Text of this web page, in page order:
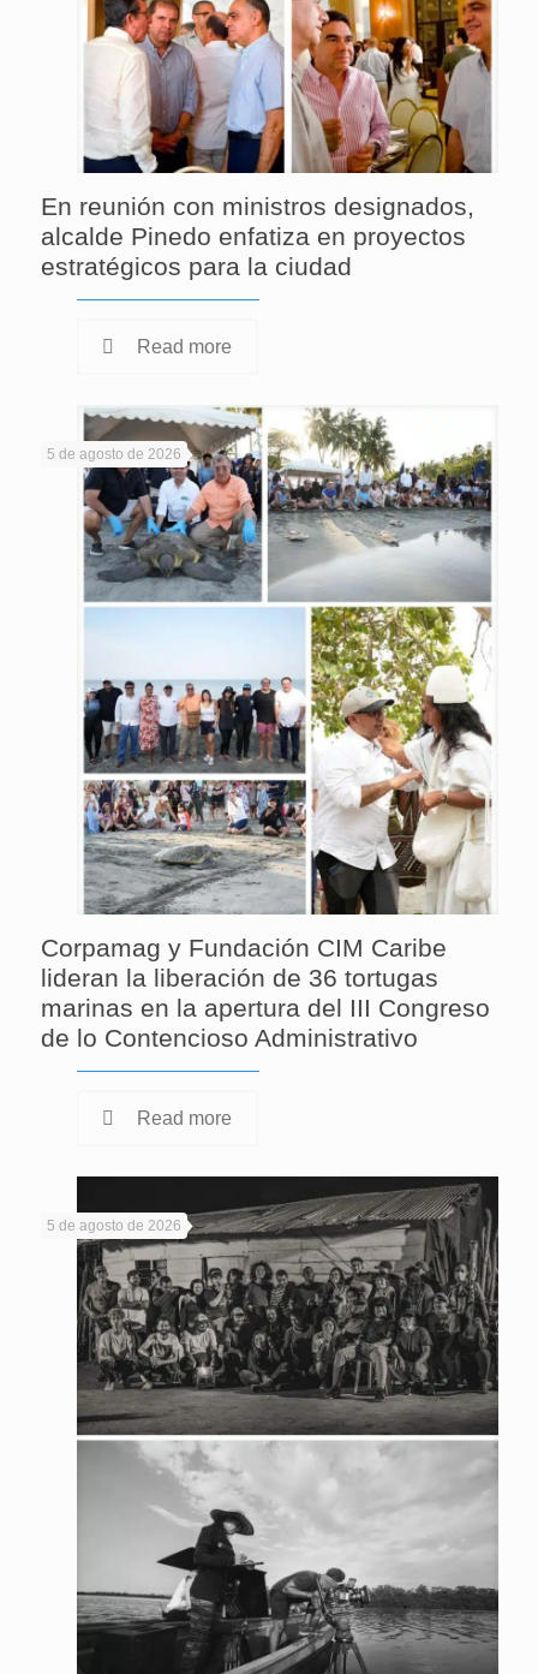
En reunión con ministros designados,
alcalde Pinedo enfatiza en proyectos
estratégicos para la ciudad
Read more
5 de agosto de 2026
Corpamag y Fundación CIM Caribe
lideran la liberación de 36 tortugas
marinas en la apertura del III Congreso
de lo Contencioso Administrativo
Read more
5 de agosto de 2026